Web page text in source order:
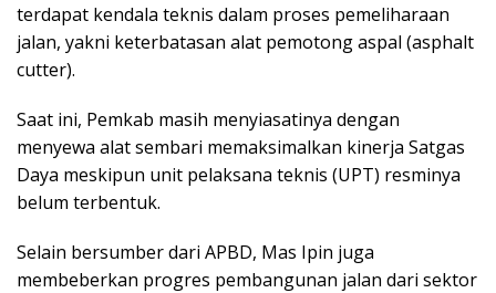
terdapat kendala teknis dalam proses pemeliharaan
jalan, yakni keterbatasan alat pemotong aspal (asphalt
cutter).
Saat ini, Pemkab masih menyiasatinya dengan
menyewa alat sembari memaksimalkan kinerja Satgas
Daya meskipun unit pelaksana teknis (UPT) resminya
belum terbentuk.
​Selain bersumber dari APBD, Mas Ipin juga
membeberkan progres pembangunan jalan dari sektor